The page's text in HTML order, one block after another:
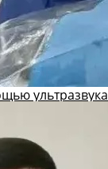
ультразвука